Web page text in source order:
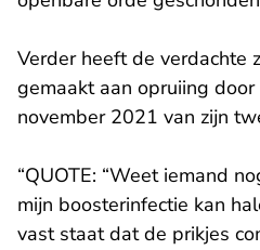
Verder heeft de verdachte
gemaakt aan opruiing
november 2021 van zijn
“QUOTE: “Weet iemand
mijn boosterinfectie kan
vast staat dat de prikjes